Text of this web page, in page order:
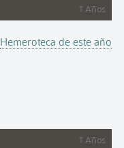
↑ Años
Hemeroteca de este año
↑ Años